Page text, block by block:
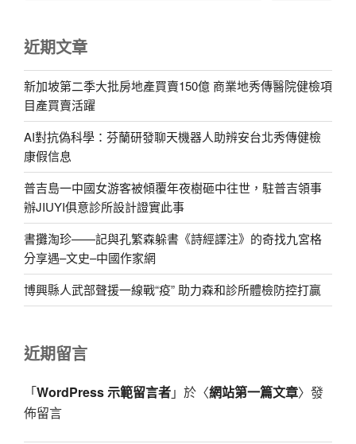
近期文章
新加坡第二季大批房地產買賣150億 商業地秀傳醫院健檢項
目產買賣活躍
AI對抗偽科學：芬蘭研發聊天機器人助辨安台北秀傳健檢
康假信息
普吉島一中國女游客被傾覆年夜樹砸中往世，駐普吉領事
辦JIUYI俱意診所設計證實此事
書攤淘珍——記與孔繁森躲書《詩經譯注》的奇找九宮格
分享遇–文史–中國作家網
博興縣人武部聲援一線戰“疫” 助力森和診所體檢防控打贏
近期留言
「WordPress 示範留言者」於〈網站第一篇文章〉發
佈留言